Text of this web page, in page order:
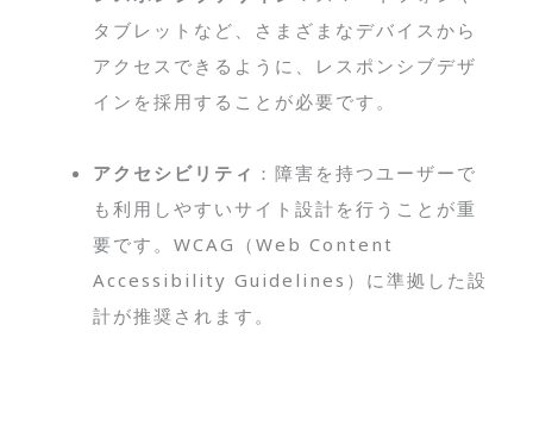
タブレットなど、さまざまなデバイスから
アクセスできるように、レスポンシブデザ
インを採用することが必要です。
アクセシビリティ ：障害を持つユーザーで
も利用しやすいサイト設計を行うことが重
要です。WCAG（Web Content
Accessibility Guidelines）に準拠した設
計が推奨されます。